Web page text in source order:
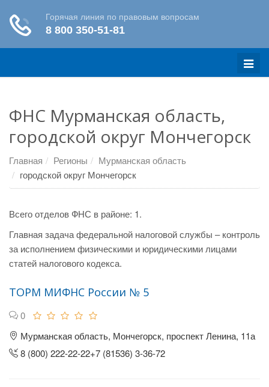
Меню
ФНС Мурманская область,
городской округ Мончегорск
Главная Регионы
Мурманская область
городской округ Мончегорск
Всего отделов ФНС в районе: 1.
Главная задача федеральной налоговой службы – контроль
за исполнением физическими и юридическими лицами
статей налогового кодекса.
ТОРМ МИФНС России № 5
0
Мурманская область, Мончегорск, проспект Ленина, 11а
8 (800) 222-22-22+7 (81536) 3-36-72